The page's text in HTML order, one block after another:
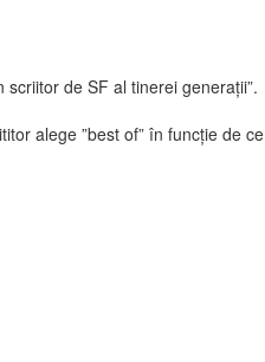
de SF al tinerei generaţii”.
alege ”best of” în funcție de ce